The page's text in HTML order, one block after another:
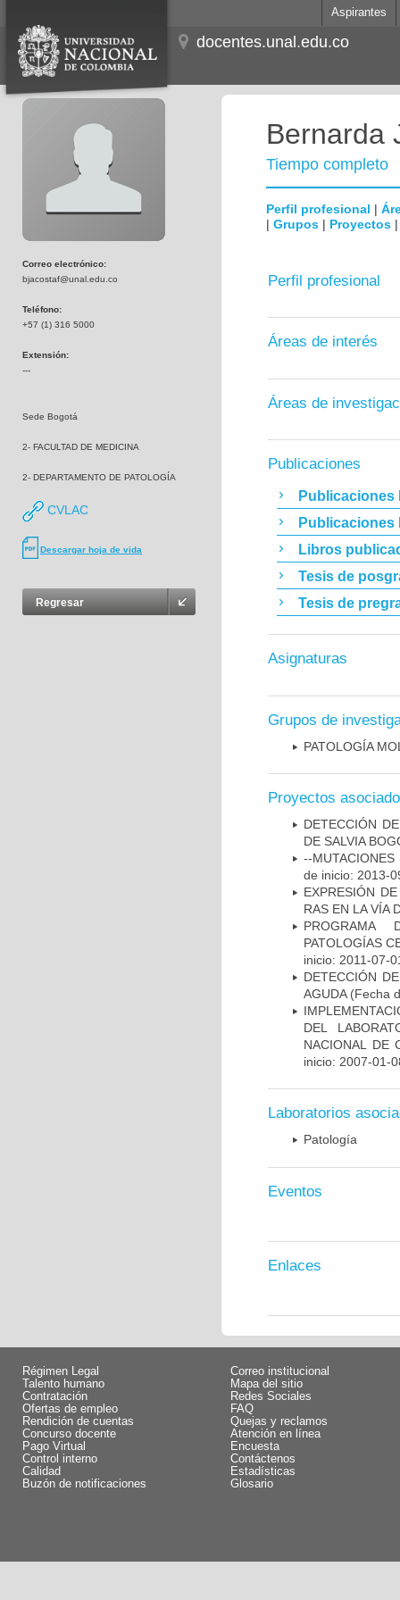
Aspirantes
docentes.unal.edu.co
Correo electrónico:
bjacostaf@unal.edu.co
Teléfono:
+57 (1) 316 5000
Extensión:
---
Sede Bogotá
2- FACULTAD DE MEDICINA
2- DEPARTAMENTO DE PATOLOGÍA
CVLAC
Descargar hoja de vida
Regresar
Bernarda
Tiempo completo
Perfil profesional |
| Grupos | Proyectos
Perfil profesional
Áreas de interés
Áreas de
Publicaciones
Publicaciones
Publicaciones
Libros
Tesis de
Tesis de
Asignaturas
Grupos de
PATOLOGÍA
Proyectos
DETECCIÓN
DE SALVIA
--
de inicio: 2013-
EXPRESIÓN
RAS EN LA VÍA
PROGRAMA
PATOLOGÍAS
inicio: 2011-07-
DETECCIÓN
AGUDA(Fecha
DEL
NACIONAL DE
inicio: 2007-01-
Laboratorios
Patología
Eventos
Enlaces
Régimen Legal
Talento humano
Contratación
Ofertas de empleo
Rendición de cuentas
Concurso docente
Pago Virtual
Control interno
Calidad
Buzón de notificaciones
Correo institucional
Mapa del sitio
Redes Sociales
FAQ
Quejas y reclamos
Atención en línea
Encuesta
Contáctenos
Estadísticas
Glosario